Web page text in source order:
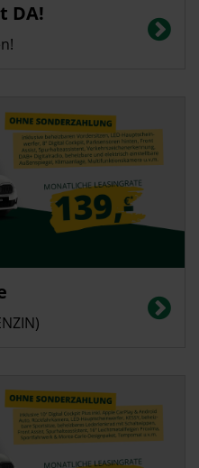
14,4 | CO2-Emissionen
Reichweite: 426 km
DA!
5,1; CO2-Emissionen